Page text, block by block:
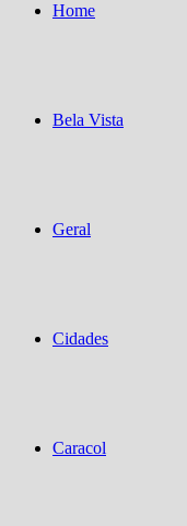
Home
Bela Vista
Geral
Cidades
Caracol